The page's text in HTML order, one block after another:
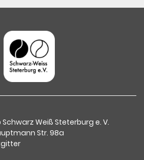
Weiß Steterburg e. V.
Str. 98a